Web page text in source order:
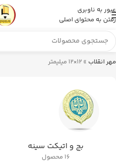
عبور به ناوبری
رفتن به محتوای اصلی
مهر انقلاب » 12×12 میلیمتر
بج و اتیکت سینه
16 محصول